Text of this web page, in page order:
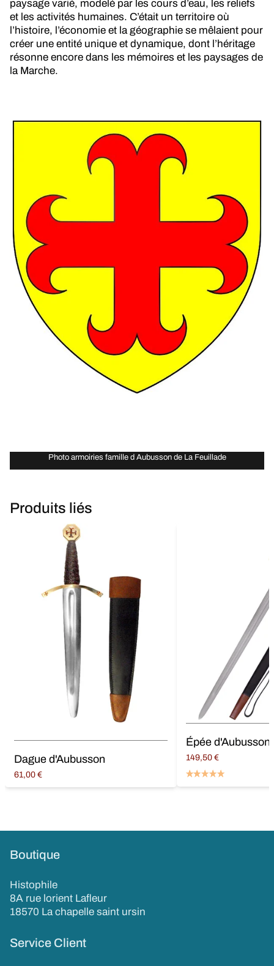
paysage varié, modelé par les cours d’eau, les reliefs
et les activités humaines. C’était un territoire où
l’histoire, l’économie et la géographie se mêlaient pour
créer une entité unique et dynamique, dont l’héritage
résonne encore dans les mémoires et les paysages de
la Marche.
Photo armoiries famille d Aubusson de La Feuillade
Produits liés
Dague d'Aubusson
61,00 €
Lire la suite
149,50 €
Ajouter au panier
Boutique
Histophile
8A rue lorient Lafleur
18570 La chapelle saint ursin
Service Client